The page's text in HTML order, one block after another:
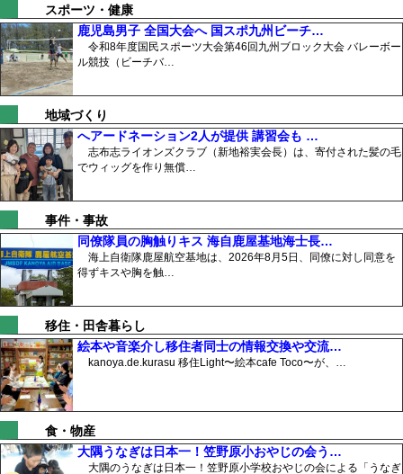
スポーツ・健康
鹿児島男子 全国大会へ 国スポ九州ビーチ…
令和8年度国民スポーツ大会第46回九州ブロック大会 バレーボー
ル競技（ビーチバ…
地域づくり
へアードネーション2人が提供 講習会も …
志布志ライオンズクラブ（新地裕実会長）は、寄付された髪の毛
でウィッグを作り無償…
事件・事故
同僚隊員の胸触りキス 海自鹿屋基地海士長…
海上自衛隊鹿屋航空基地は、2026年8月5日、同僚に対し同意を
得ずキスや胸を触…
移住・田舎暮らし
絵本や音楽介し移住者同士の情報交換や交流…
kanoya.de.kurasu 移住Light〜絵本cafe Toco〜が、…
食・物産
大隅うなぎは日本一！笠野原小おやじの会う…
大隅のうなぎは日本一！笠野原小学校おやじの会による「うなぎ